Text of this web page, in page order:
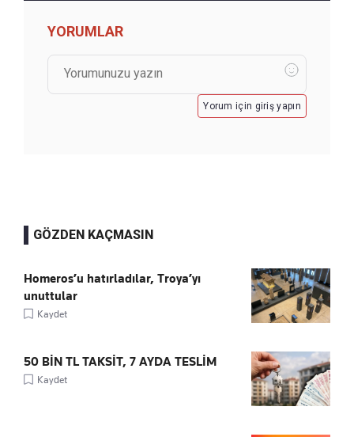
YORUMLAR
Yorum için giriş yapın
GÖZDEN KAÇMASIN
Homeros’u hatırladılar, Troya’yı
unuttular
Kaydet
50 BİN TL TAKSİT, 7 AYDA TESLİM
Kaydet